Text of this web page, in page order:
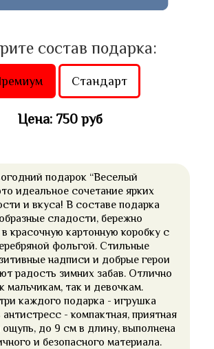
состав подарка:
Стандарт
Цена: 750 руб
подарок “Веселый
идеальное сочетание ярких
и вкуса! В составе подарка
сладости, бережно
красочную картонную коробку с
фольгой. Стильные
надписи и добрые герои
радость зимних забав. Отлично
мальчикам, так и девочкам.
каждого подарка - игрушка
антистресс - компактная, приятная
ощупь, до 9 см в длину, выполнена
и безопасного материала.